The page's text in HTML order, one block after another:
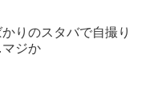
りのスタバで自撮り
ジか